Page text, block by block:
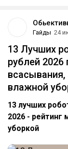
Гайды 24
13 Лучших
рублей
всасывания,
влажной
13 лучших
2026 -
уборкой